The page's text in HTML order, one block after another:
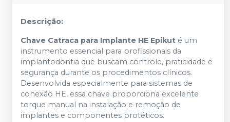
Descrição:
Chave Catraca para Implante HE Epikut é um
instrumento essencial para profissionais da
implantodontia que buscam controle, praticidade e
segurança durante os procedimentos clínicos.
Desenvolvida especialmente para sistemas de
conexão HE, essa chave proporciona excelente
torque manual na instalação e remoção de
implantes e componentes protéticos.